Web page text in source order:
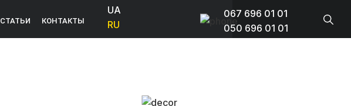
СТАТЬИ КОНТАКТЫ
UA
RU
067 696 01 01
050 696 01 01